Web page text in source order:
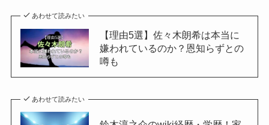
あわせて読みたい
【理由5選】佐々木朗希は本当に
嫌われているのか？恩知らずとの
噂も
あわせて読みたい